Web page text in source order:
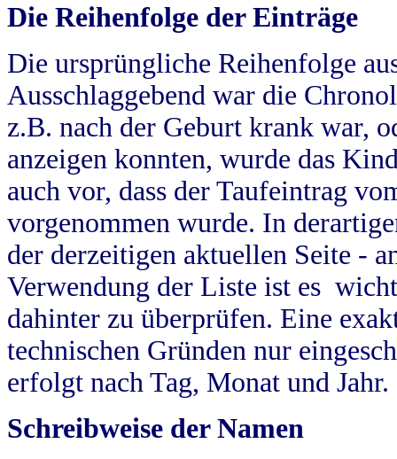
Die Reihenfolge der Einträge
Die ursprüngliche Reihenfolge
Ausschlaggebend war die
z.B. nach der Geburt krank war,
anzeigen konnten, wurde das
auch vor, dass der Taufeintrag
vorgenommen wurde. In
der derzeitigen aktuellen Seite -
Verwendung der Liste ist es
dahinter zu überprüfen. Eine
technischen Gründen nur
erfolgt nach Tag, Monat und Jahr.
Schreibweise der Namen